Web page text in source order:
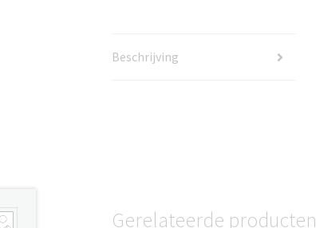
Beschrijving
Gerelateerde producten